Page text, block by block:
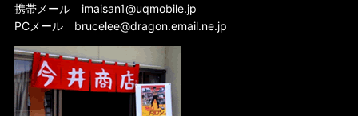
携帯メール imaisan1@uqmobile.jp
PCメール brucelee@dragon.email.ne.jp